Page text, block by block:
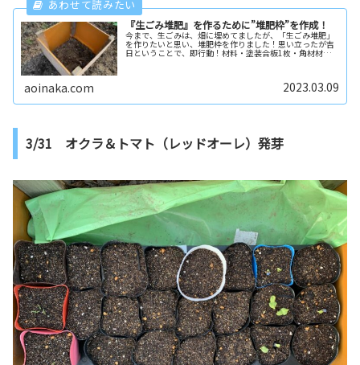
『生ごみ堆肥』を作るために”堆肥枠”を作成！
今まで、生ごみは、畑に埋めてましたが、「生ごみ堆肥」
を作りたいと思い、堆肥枠を作りました！思い立ったが吉
日ということで、即行動！材料・塗装合板1枚・角材材料
aoinaka.com 2023.03.09
3/31 オクラ＆トマト（レッドオーレ）発芽